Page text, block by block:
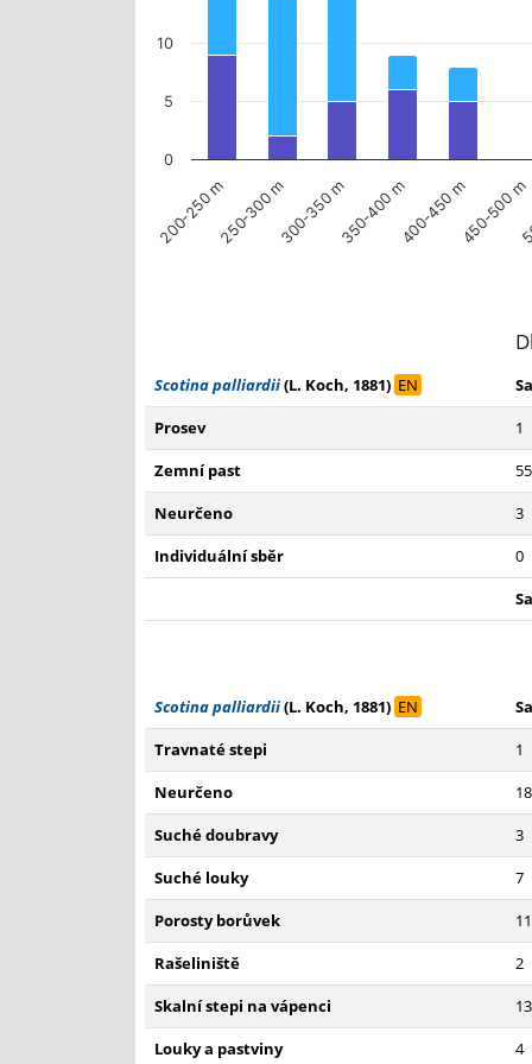
200-250 m250-300 m300-350 m350-400 m400-450 m450-500 m
0
5
10
Scotina palliardii(L. Koch, 1881) EN
Prosev
1
Zemní past
55
Neurčeno
3
Individuální sběr
0
Scotina palliardii(L. Koch, 1881) EN
Travnaté stepi
1
Neurčeno
18
Suché doubravy
3
Suché louky
7
Porosty borůvek
11
Rašeliniště
2
Skalní stepi na vápenci
13
Louky a pastviny
4